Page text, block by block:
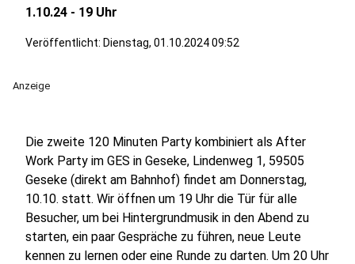
1.10.24 - 19 Uhr
Veröffentlicht: Dienstag, 01.10.2024 09:52
Anzeige
Die zweite 120 Minuten Party kombiniert als After
Work Party im GES in Geseke, Lindenweg 1, 59505
Geseke (direkt am Bahnhof) findet am Donnerstag,
10.10. statt. Wir öffnen um 19 Uhr die Tür für alle
Besucher, um bei Hintergrundmusik in den Abend zu
starten, ein paar Gespräche zu führen, neue Leute
kennen zu lernen oder eine Runde zu darten. Um 20 Uhr